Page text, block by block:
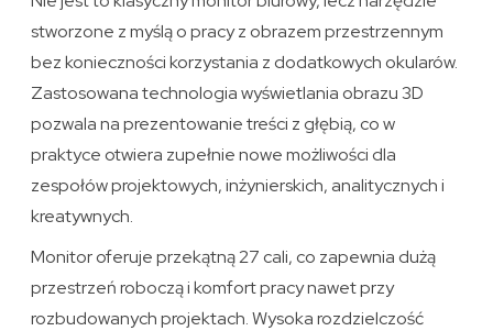
stworzone z myślą o pracy z obrazem przestrzennym
bez konieczności korzystania z dodatkowych okularów.
Zastosowana technologia wyświetlania obrazu 3D
pozwala na prezentowanie treści z głębią, co w
praktyce otwiera zupełnie nowe możliwości dla
zespołów projektowych, inżynierskich, analitycznych i
kreatywnych.
Monitor oferuje przekątną 27 cali, co zapewnia dużą
przestrzeń roboczą i komfort pracy nawet przy
rozbudowanych projektach. Wysoka rozdzielczość